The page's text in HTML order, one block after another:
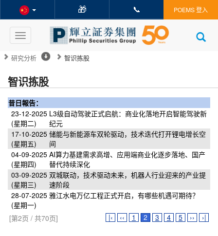
🎁 📞 POEMS 登入
Toggle
navigation
研究分析 智识拣股
智识拣股
昔日報告：
23-12-2025
(星期二)
L3级自动驾驶正式启航：商业化落地开启智能驾驶新
纪元
17-10-2025
(星期五)
储能与新能源车双轮驱动，技术迭代打开锂电增长空
间
04-09-2025
(星期四)
AI算力基建需求高增、应用端商业化逐步落地、国产
替代持续深化
03-09-2025
(星期三)
双城联动，技术驱动未来，机器人行业迎来的产业提
速阶段
28-07-2025
(星期一)
雅江水电万亿工程正式开启，有哪些机遇可期待？
[第2页 / 共70页] |‹ ‹‹ 1 2 3 4 5 ›› ›|